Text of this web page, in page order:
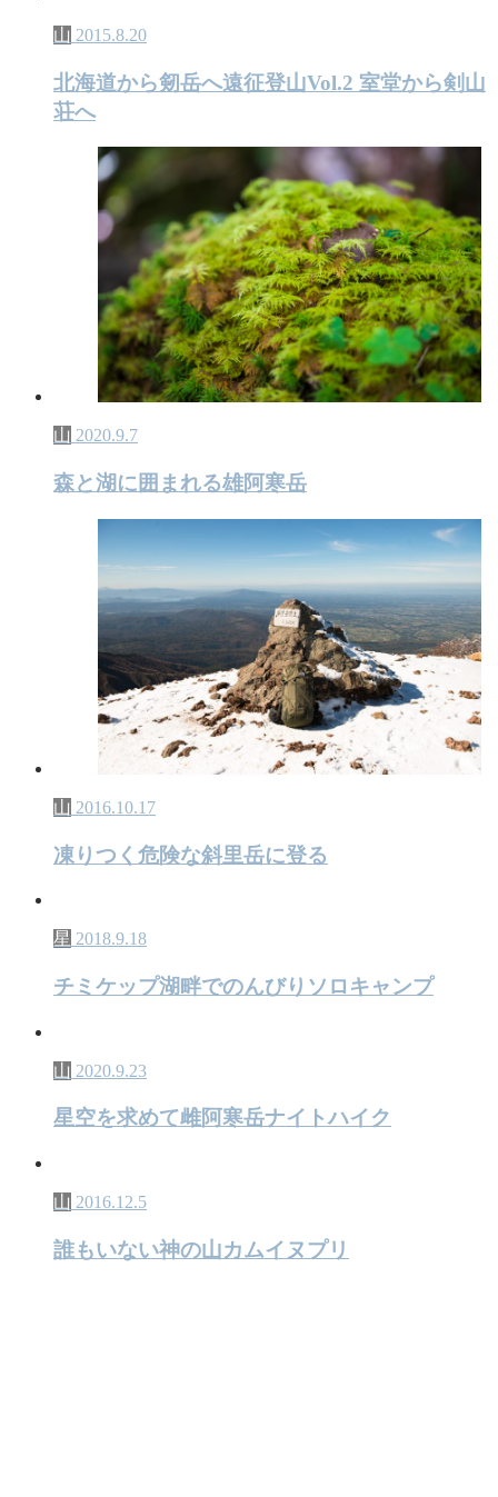
山 2015.8.20
北海道から剱岳へ遠征登山Vol.2 室堂から剣山
荘へ
山 2020.9.7
森と湖に囲まれる雄阿寒岳
山 2016.10.17
凍りつく危険な斜里岳に登る
星 2018.9.18
チミケップ湖畔でのんびりソロキャンプ
山 2020.9.23
星空を求めて雌阿寒岳ナイトハイク
山 2016.12.5
誰もいない神の山カムイヌプリ